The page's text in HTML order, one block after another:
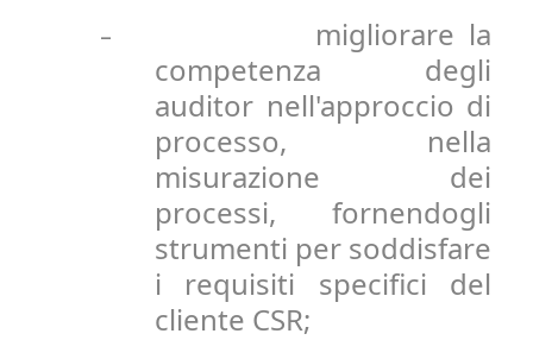
-
migliorare la
competenza degli
auditor nell'approccio di
processo, nella
misurazione dei
processi, fornendogli
strumenti per soddisfare
i requisiti specifici del
cliente CSR;